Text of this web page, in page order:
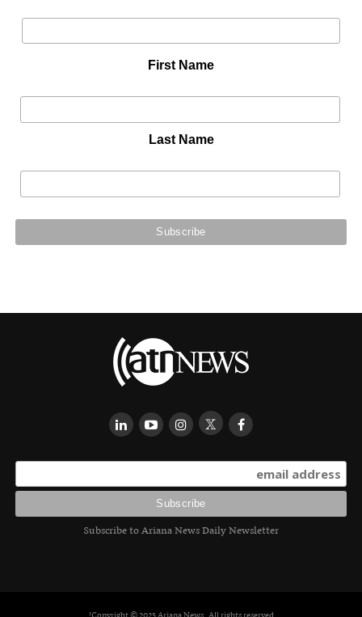
First Name
Last Name
Subscribe to Ariana News Daily Newsletter